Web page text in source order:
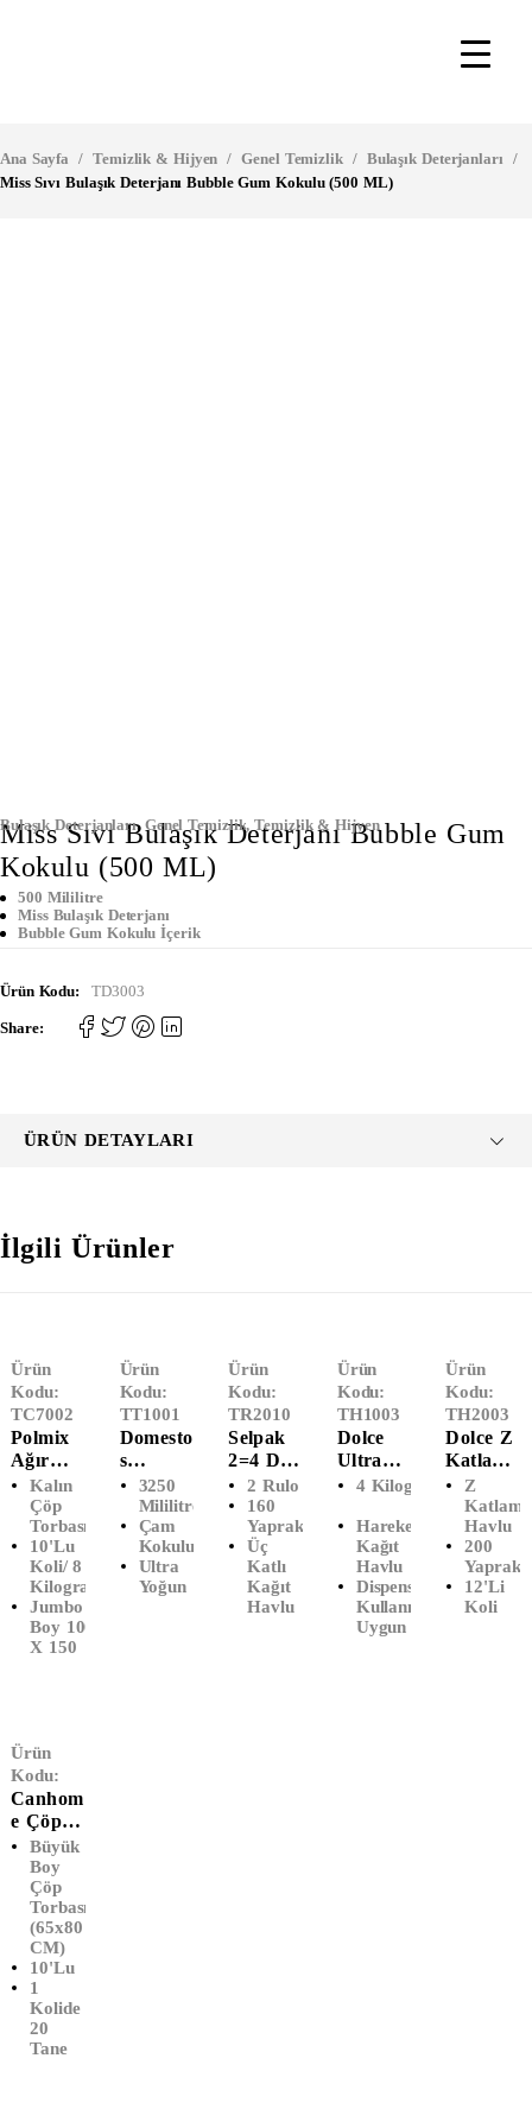
Ana Sayfa / Temizlik & Hijyen / Genel Temizlik / Bulaşık Deterjanları /
Miss Sıvı Bulaşık Deterjanı Bubble Gum Kokulu (500 ML)
Bulaşık Deterjanları, Genel Temizlik,Temizlik & Hijyen
Miss Sıvı Bulaşık Deterjanı Bubble Gum
Kokulu (500 ML)
500 Mililitre
Miss Bulaşık Deterjanı
Bubble Gum Kokulu İçerik
Ürün Kodu: TD3003
Share:
ÜRÜN DETAYLARI
İlgili Ürünler
Ürün
Kodu:
TC7002
Polmix
Ağır
Sanayi
Çöp
Poşeti
100x150
Kalın
Çöp
Torbası
10'lu
Koli/ 8
Kilogram
Jumbo
Boy 100
X 150
Ürün
Kodu:
TT1001
Domesto
S
Çamaşır
Suyu
Çam
Ferahlığ
I (3240
ML)
3250
Mililitre
Çam
Kokulu
Ultra
Yoğun
Ürün
Kodu:
TR2010
Selpak
2=4 Dev
Rulo
Kağıt
Havlu
(2'li)
2 Rulo
160
Yaprak
Üç
Katlı
Kağıt
Havlu
Ürün
Kodu:
TH1003
Dolce
Ultra
Hareketl
(6'Lı)
4 Kilogram
Hareketli
Kağıt
Havlu
Dispenser
Kullanımına
Uygun
Ürün
Kodu:
TH2003
Dolce Z
Katlama
Lı
Dispense
R Havlu
(12'li)
Z
Havlu
200
Yaprak
12'li
Koli
Ürün
Kodu:
Canhom
E Çöp
Poşeti
Büyük
Boy
(65x80
CM)
Büyük
Boy
Çöp
Torbası
(65x80
CM)
10'lu
1
Kolide
20
Tane